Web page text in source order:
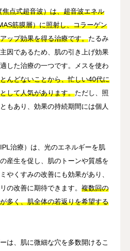
点式超音波）は、超音波エネル
筋膜層）に照射し、コラーゲン
ップ効果を得る治療です。たるみ
因であるため、肌の引き上げ効果
した治療の一つです。メスを使わ
んどないことから、忙しい40代に
して人気があります。ただし、照
もあり、効果の持続期間には個人
治療）は、光のエネルギーを肌
産生を促し、肌のトーンや質感を
やくすみの改善にも効果があり、
の改善に期待できます。 複数回の
多く、肌全体の若返りを希望する
は、肌に微細な穴を多数開けるこ